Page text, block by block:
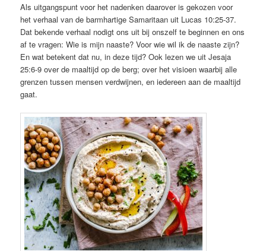
Als uitgangspunt voor het nadenken daarover is gekozen voor
het verhaal van de barmhartige Samaritaan uit Lucas 10:25-37.
Dat bekende verhaal nodigt ons uit bij onszelf te beginnen en ons
af te vragen: Wie is mijn naaste? Voor wie wil ik de naaste zijn?
En wat betekent dat nu, in deze tijd? Ook lezen we uit Jesaja
25:6-9 over de maaltijd op de berg; over het visioen waarbij alle
grenzen tussen mensen verdwijnen, en iedereen aan de maaltijd
gaat.